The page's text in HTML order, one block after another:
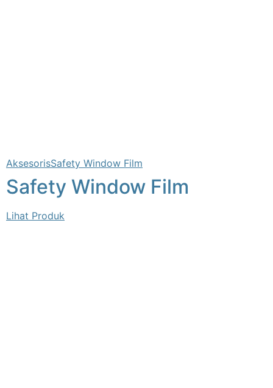
AksesorisSafety Window Film
Safety Window Film
Lihat Produk